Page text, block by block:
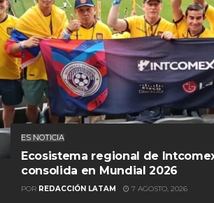
ES NOTICIA
Ecosistema regional de
consolida en Mundial 2026
POR REDACCIÓN LATAM 7 AGOSTO, 2026